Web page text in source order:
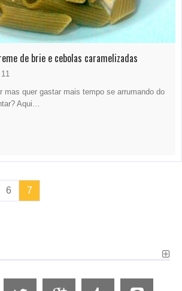
de brie e cebolas caramelizadas
11
mas quer gastar mais tempo se arrumando do
Aqui…
6 7